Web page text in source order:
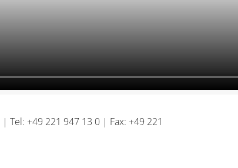
| Tel: +49 221 947 13 0 | Fax: +49 221